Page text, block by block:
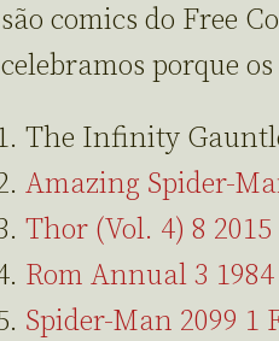
são comics do Free
celebramos porque
The Infinity
Amazing Spider-
Thor (Vol. 4) 8 2015
Rom Annual 3 1984
Spider-Man 2099 1